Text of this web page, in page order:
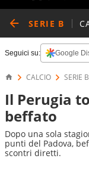
SERIE B
Seguici su: Google
CALCIO SERIE B
Il Perugia
beffato
Dopo una sola
punti del Padova,
scontri diretti.